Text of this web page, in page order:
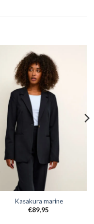
Kasakura marine
€89,95